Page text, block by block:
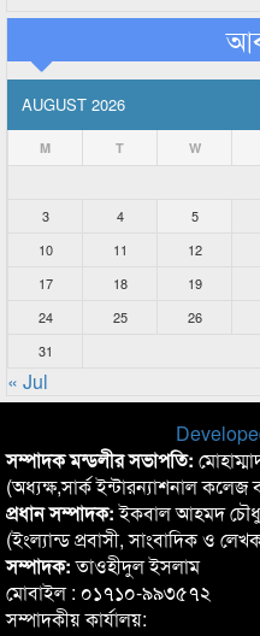
AUGUST 2026
M T W
3
4 5
10
11 12
17
18 19
24
25 26
31
« Jul
সম্পাদক মন্ডলীর সভাপতি:
(অধ্যক্ষ,সার্ক ইন্টারন্যাশনাল কলেজ
প্রধান সম্পাদক:ইকবাল আহমদ
(ইংল্যান্ড প্রবাসী, সাংবাদিক ও
সম্পাদক:তাওহীদুল ইসলাম
মোবাইল : ০১৭১০-৯৯৩৫৭২
সম্পাদকীয় কার্যালয়: